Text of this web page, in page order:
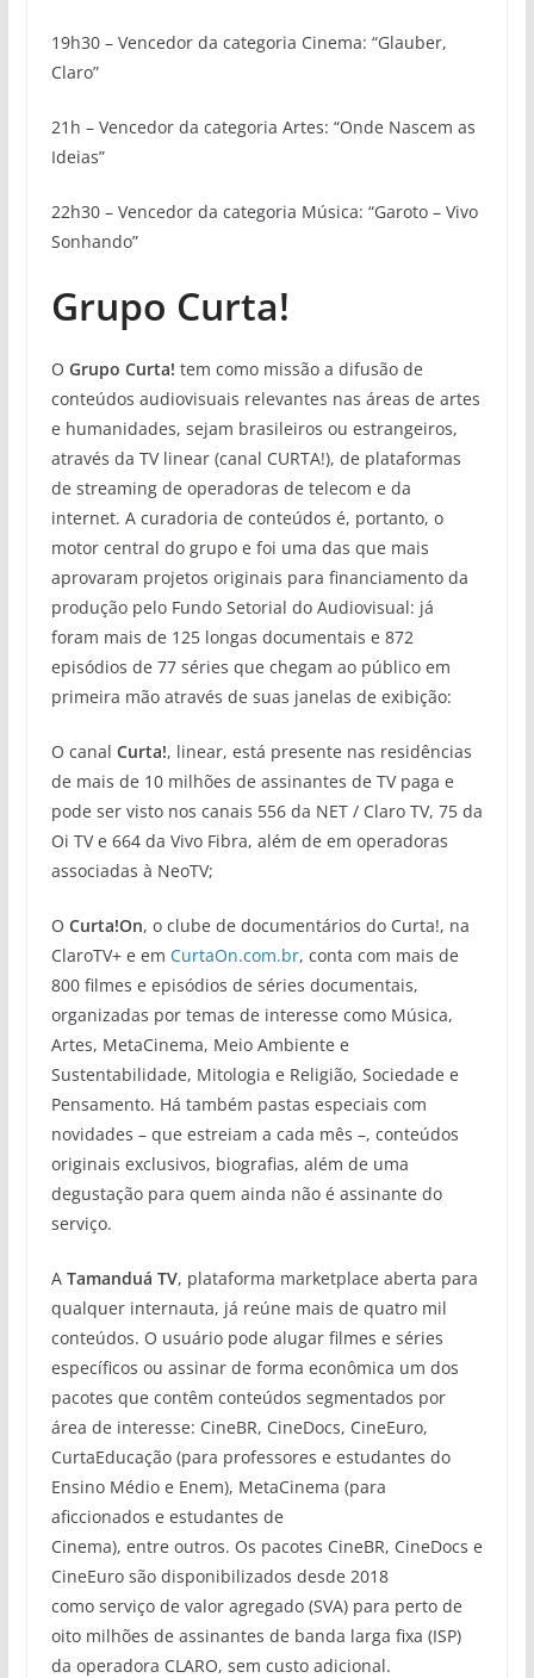
19h30 – Vencedor da categoria Cinema: “Glauber,
Claro”
21h – Vencedor da categoria Artes: “Onde Nascem as
Ideias”
22h30 – Vencedor da categoria Música: “Garoto – Vivo
Sonhando”
Grupo Curta!
O Grupo Curta! tem como missão a difusão de
conteúdos audiovisuais relevantes nas áreas de artes
e humanidades, sejam brasileiros ou estrangeiros,
através da TV linear (canal CURTA!), de plataformas
de streaming de operadoras de telecom e da
internet. A curadoria de conteúdos é, portanto, o
motor central do grupo e foi uma das que mais
aprovaram projetos originais para financiamento da
produção pelo Fundo Setorial do Audiovisual: já
foram mais de 125 longas documentais e 872
episódios de 77 séries que chegam ao público em
primeira mão através de suas janelas de exibição:
O canal Curta!, linear, está presente nas residências
de mais de 10 milhões de assinantes de TV paga e
pode ser visto nos canais 556 da NET / Claro TV, 75 da
Oi TV e 664 da Vivo Fibra, além de em operadoras
associadas à NeoTV;
O Curta!On, o clube de documentários do Curta!, na
ClaroTV+ e em CurtaOn.com.br, conta com mais de
800 filmes e episódios de séries documentais,
organizadas por temas de interesse como Música,
Artes, MetaCinema, Meio Ambiente e
Sustentabilidade, Mitologia e Religião, Sociedade e
Pensamento. Há também pastas especiais com
novidades – que estreiam a cada mês –, conteúdos
originais exclusivos, biografias, além de uma
degustação para quem ainda não é assinante do
serviço.
A Tamanduá TV, plataforma marketplace aberta para
qualquer internauta, já reúne mais de quatro mil
conteúdos. O usuário pode alugar filmes e séries
específicos ou assinar de forma econômica um dos
pacotes que contêm conteúdos segmentados por
área de interesse: CineBR, CineDocs, CineEuro,
CurtaEducação (para professores e estudantes do
Ensino Médio e Enem), MetaCinema (para
aficcionados e estudantes de
Cinema), entre outros. Os pacotes CineBR, CineDocs e
CineEuro são disponibilizados desde 2018
como serviço de valor agregado (SVA) para perto de
oito milhões de assinantes de banda larga fixa (ISP)
da operadora CLARO, sem custo adicional.